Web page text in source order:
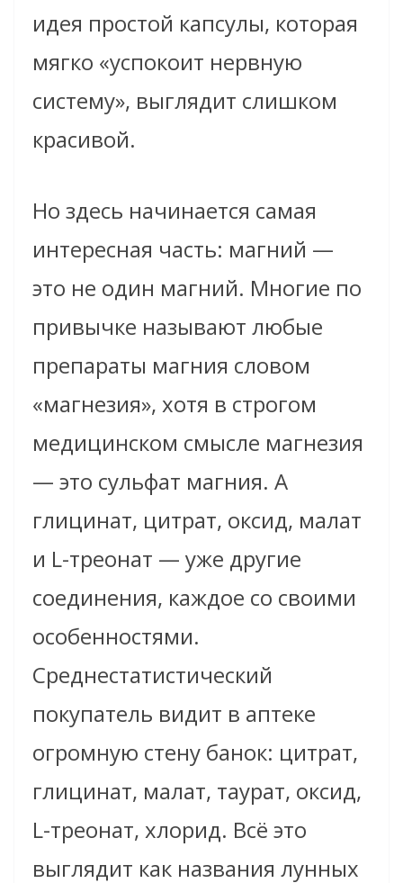
идея простой капсулы, которая
мягко «успокоит нервную
систему», выглядит слишком
красивой.
Но здесь начинается самая
интересная часть: магний —
это не один магний. Многие по
привычке называют любые
препараты магния словом
«магнезия», хотя в строгом
медицинском смысле магнезия
— это сульфат магния. А
глицинат, цитрат, оксид, малат
и L-треонат — уже другие
соединения, каждое со своими
особенностями.
Среднестатистический
покупатель видит в аптеке
огромную стену банок: цитрат,
глицинат, малат, таурат, оксид,
L-треонат, хлорид. Всё это
выглядит как названия лунных